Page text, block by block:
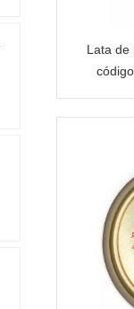
Lata de